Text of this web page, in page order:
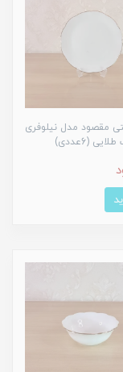
مقصود مدل نیلوفری
(6عددی)